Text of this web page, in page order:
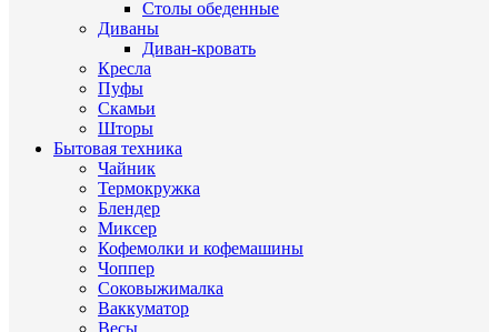
Столы обеденные
Диваны
Диван-кровать
Кресла
Пуфы
Скамьи
Шторы
Бытовая техника
Чайник
Термокружка
Блендер
Миксер
Кофемолки и кофемашины
Чоппер
Соковыжималка
Ваккуматор
Весы